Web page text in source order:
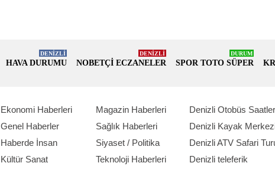
HAVA DURUMU
DENİZLİ
NOBETÇİ ECZANELER
DENİZLİ
SPOR TOTO SÜPER
DURUM
Ekonomi Haberleri
Genel Haberler
Haberde İnsan
Kültür Sanat
Magazin Haberleri
Sağlık Haberleri
Siyaset / Politika
Teknoloji Haberleri
Denizli Otobüs
Denizli Kayak
Denizli ATV Safari
Denizli teleferik